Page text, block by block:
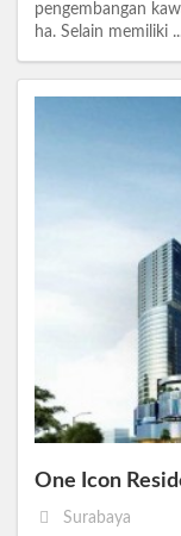
pengembangan
ha. Selain memiliki
One Icon
Surabaya